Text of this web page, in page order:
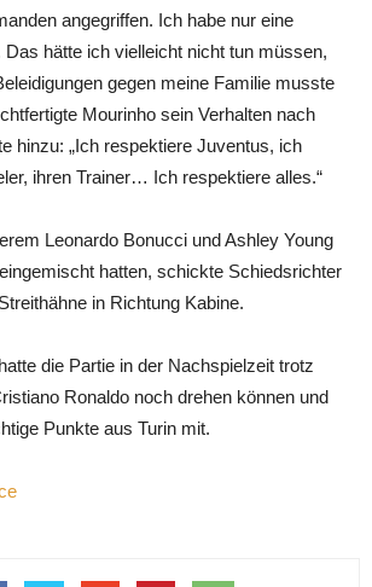
angegriffen. Ich habe nur eine
Das hätte ich vielleicht nicht tun müssen,
gegen meine Familie musste
Mourinho sein Verhalten nach
hinzu: „Ich respektiere Juventus, ich
ihren Trainer… Ich respektiere alles.“
Leonardo Bonucci und Ashley Young
hatten, schickte Schiedsrichter
in Richtung Kabine.
die Partie in der Nachspielzeit trotz
Ronaldo noch drehen können und
Punkte aus Turin mit.